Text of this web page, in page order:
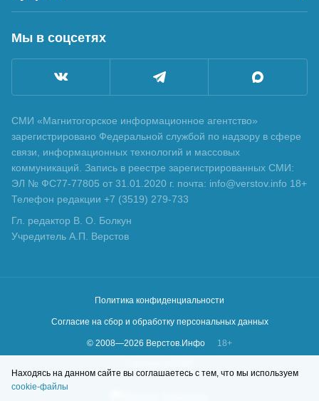
Мы в соцсетях
СМИ «Магнитогорское информационное агентство»
зарегистрировано Федеральной службой по надзору в сфере
связи, информационных технологий и массовых
коммуникаций. Запись в реестре зарегистрированных СМИ:
ЭЛ № ФС77-77805 от 31.01.2020 г. почта: info@verstov.info 18+
Телефон редакции +7 (3519) 279-733
Гл. редактор В. О. Болкун
Учредитель А.П. Верстов
Политика конфиденциальности
Согласие на сбор и обработку персональных данных
© 2008—2026 Верстов.Инфо
18+
Находясь на данном сайте вы соглашаетесь с тем, что мы используем
cookie-файлы